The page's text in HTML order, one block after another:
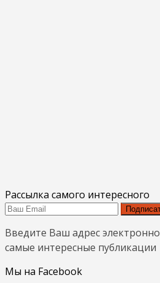
Рассылка самого интересного
Введите Ваш адрес
самые интересные публикации
Мы на Facebook